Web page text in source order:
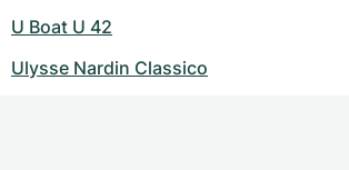
U Boat U 42
Ulysse Nardin Classico